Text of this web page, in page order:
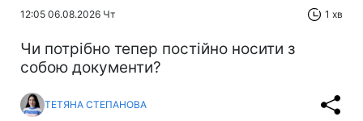
12:05 06.08.2026 Чт 1 хв
Чи потрібно тепер постійно носити з
собою документи?
ТЕТЯНА СТЕПАНОВА